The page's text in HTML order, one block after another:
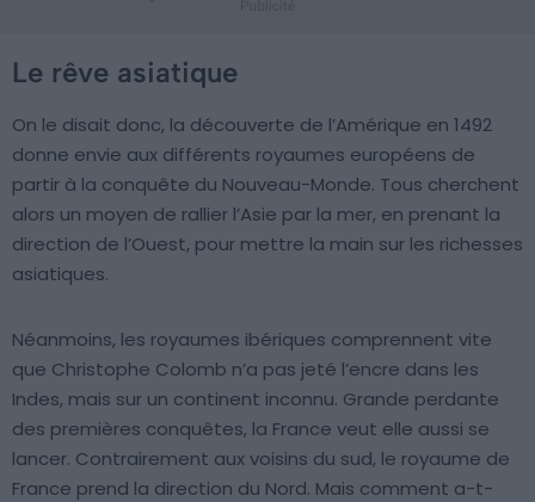
Le rêve asiatique
On le disait donc, la découverte de l’Amérique en 1492
donne envie aux différents royaumes européens de
partir à la conquête du Nouveau-Monde. Tous cherchent
alors un moyen de rallier l’Asie par la mer, en prenant la
direction de l’Ouest, pour mettre la main sur les richesses
asiatiques.
Néanmoins, les royaumes ibériques comprennent vite
que Christophe Colomb n’a pas jeté l’encre dans les
Indes, mais sur un continent inconnu. Grande perdante
des premières conquêtes, la France veut elle aussi se
lancer. Contrairement aux voisins du sud, le royaume de
France prend la direction du Nord. Mais comment a-t-